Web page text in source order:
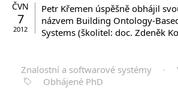
ČVN
7
2012
Petr Křemen úspěšně obhájil
názvem Building Ontology-
Systems (školitel: doc. Zdeněk
Znalostní a softwarové systémy
·
Obhájené PhD